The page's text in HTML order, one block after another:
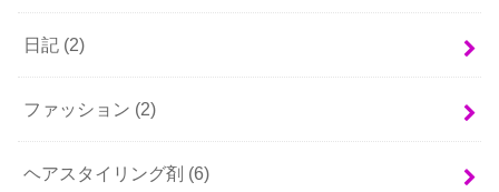
日記 (2)
ファッション (2)
ヘアスタイリング剤 (6)